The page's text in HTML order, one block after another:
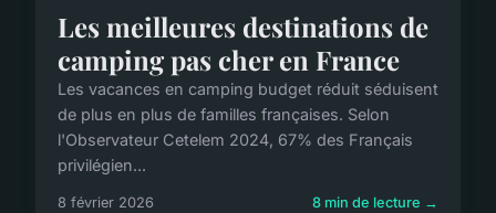
Les meilleures destinations de
camping pas cher en France
Les vacances en camping budget réduit séduisent
de plus en plus de familles françaises. Selon
l'Observateur Cetelem 2024, 67% des Français
privilégien...
8 février 2026 8 min de lecture →